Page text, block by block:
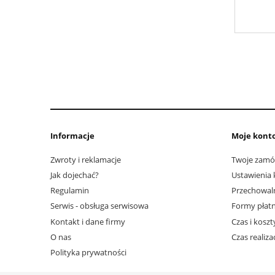
Informacje
Zwroty i reklamacje
Jak dojechać?
Regulamin
Serwis - obsługa serwisowa
Kontakt i dane firmy
O nas
Polityka prywatności
Moje
Twoje
Ustawienia
Formy
Czas i
Czas